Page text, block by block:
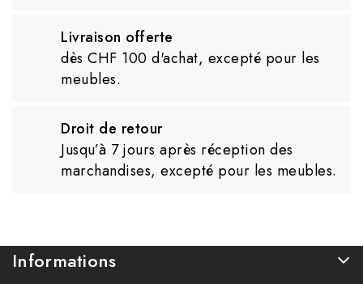
Livraison offerte
dès CHF 100 d'achat, excepté pour les
meubles.
Droit de retour
Jusqu’à 7 jours après réception des
marchandises, excepté pour les meubles.
Informations